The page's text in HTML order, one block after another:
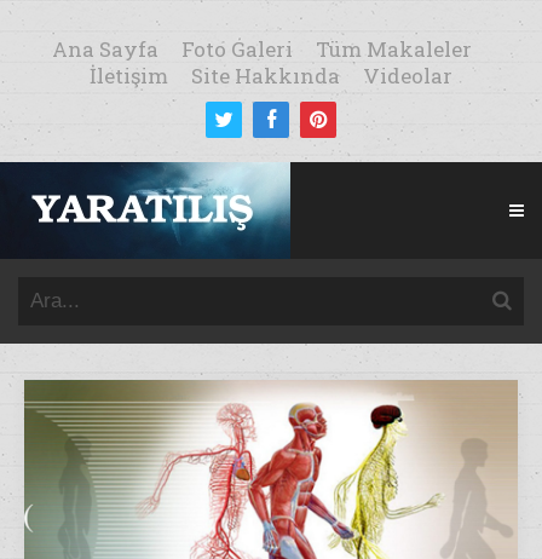
Ana Sayfa Foto Galeri
Tüm Makaleler
İletişim
Site Hakkında Videolar